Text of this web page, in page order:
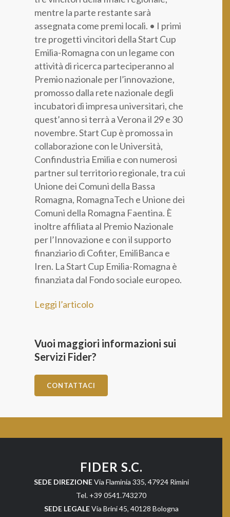
mentre la parte restante sarà
assegnata come premi locali. • I primi
tre progetti vincitori della Start Cup
Emilia-Romagna con un legame con
attività di ricerca parteciperanno al
Premio nazionale per l’innovazione,
promosso dalla rete nazionale degli
incubatori di impresa universitari, che
quest’anno si terrà a Verona il 29 e 30
novembre. Start Cup è promossa in
collaborazione con le Università,
Confindustria Emilia e con numerosi
partner sul territorio regionale, tra cui
Unione dei Comuni della Bassa
Romagna, RomagnaTech e Unione dei
Comuni della Romagna Faentina. È
inoltre affiliata al Premio Nazionale
per l’Innovazione e con il supporto
finanziario di Cofiter, EmiliBanca e
Iren. La Start Cup Emilia-Romagna è
finanziata dal Fondo sociale europeo.
Leggi l’articolo
Vuoi maggiori informazioni sui
Servizi Fider?
CONTATTACI
FIDER S.C.
SEDE DIREZIONEVia Flaminia 335, 47924 Rimini
Tel. +39 0541.743270
SEDE LEGALEVia Brini 45, 40128 Bologna